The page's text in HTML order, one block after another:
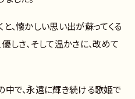
、懐かしい思い出が蘇ってくる
しさ、そして温かさに、改めて
中で、永遠に輝き続ける歌姫で